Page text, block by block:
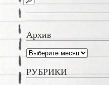
Архив
Архив
РУБРИКИ